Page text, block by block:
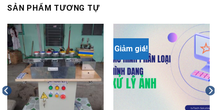
SẢN PHẨM TƯƠNG TỰ
Giảm giá!